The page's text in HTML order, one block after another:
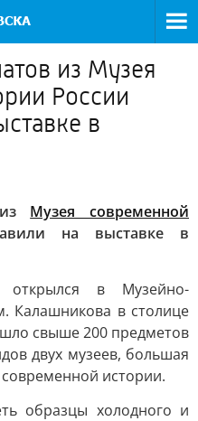
из Музея
России
в
Музея современной
на выставке в
в Музейно-
Калашникова в столице
свыше 200 предметов
двух музеев, большая
истории.
образцы холодного и